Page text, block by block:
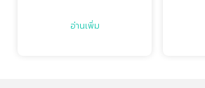
อ่านเพิ่ม